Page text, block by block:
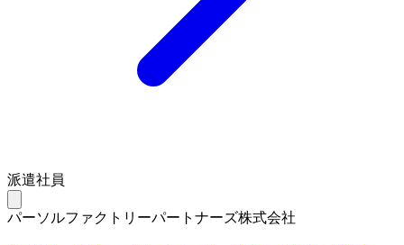
派遣社員
パーソルファクトリーパートナーズ株式会社